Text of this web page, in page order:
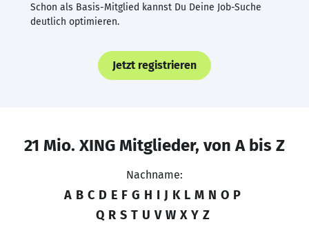
Schon als Basis-Mitglied kannst Du Deine Job-Suche
deutlich optimieren.
Jetzt registrieren
21 Mio. XING Mitglieder, von A bis Z
Nachname:
A B C D E F G H I J K L M N O P
Q R S T U V W X Y Z